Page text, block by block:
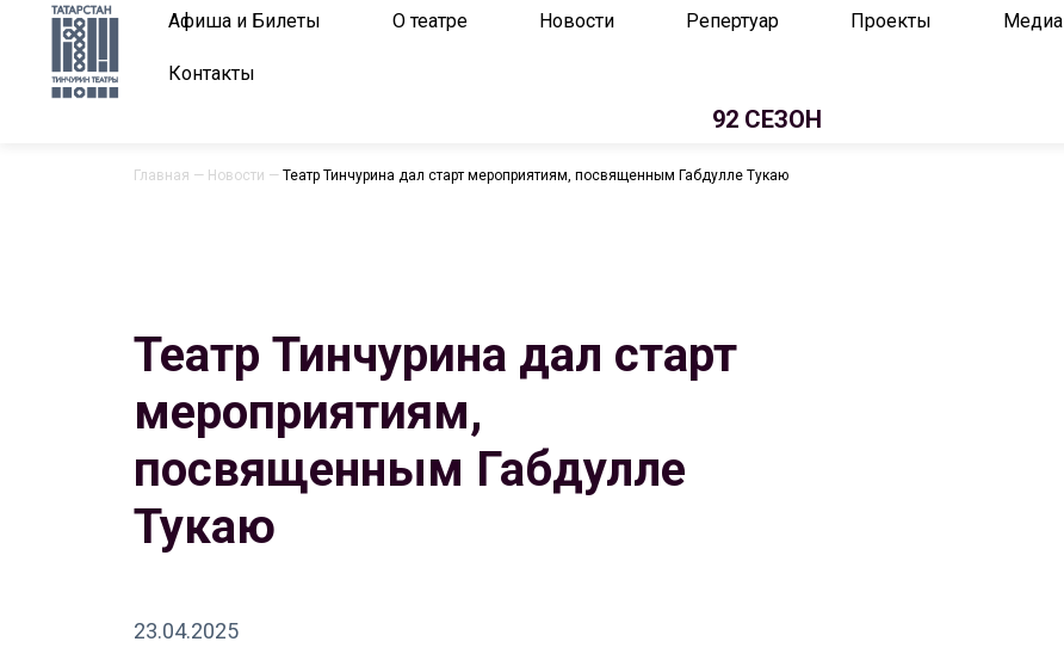
Афиша и Билеты О театре Новости Репертуар Проекты Медиа
Контакты
92 СЕЗОН
Главная — Новости — Театр Тинчурина дал старт мероприятиям, посвященным Габдулле Тукаю
Театр Тинчурина дал старт
мероприятиям,
посвященным Габдулле
Тукаю
23.04.2025